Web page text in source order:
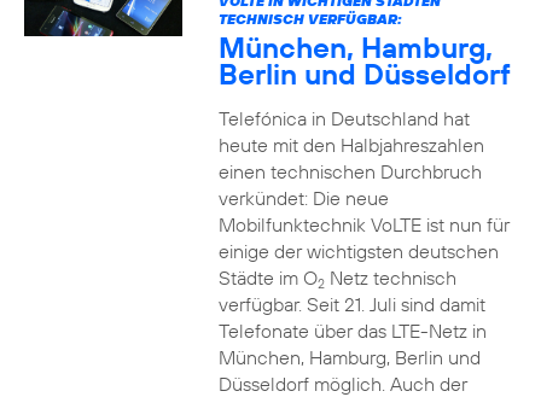
TECHNISCH VERFÜGBAR:
München, Hamburg,
Berlin und Düsseldorf
Telefónica in Deutschland hat
heute mit den Halbjahreszahlen
einen technischen Durchbruch
verkündet: Die neue
Mobilfunktechnik VoLTE ist nun für
einige der wichtigsten deutschen
Städte im O2Netz technisch
verfügbar. Seit 21. Juli sind damit
Telefonate über das LTE-Netz in
München, Hamburg, Berlin und
Düsseldorf möglich. Auch der